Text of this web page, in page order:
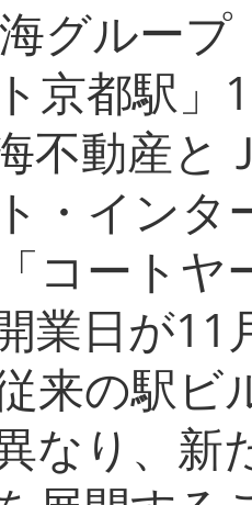
グルー
京都駅」
不動産と
・インタ
コートヤ
業日が11
来の駅ビ
なり、新